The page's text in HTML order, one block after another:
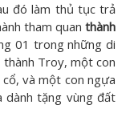
đó làm thủ tục trả
tham quan thành
01 trong những di
thành Troy, một con
và một con ngựa
dành tặng vùng đất